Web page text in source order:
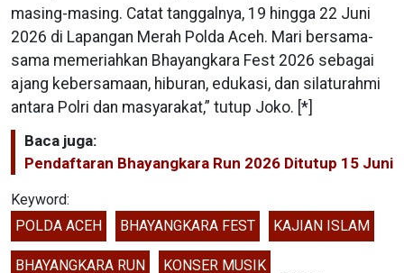
masing-masing. Catat tanggalnya, 19 hingga 22 Juni
2026 di Lapangan Merah Polda Aceh. Mari bersama-
sama memeriahkan Bhayangkara Fest 2026 sebagai
ajang kebersamaan, hiburan, edukasi, dan silaturahmi
antara Polri dan masyarakat,” tutup Joko. [*]
Baca juga:
Pendaftaran Bhayangkara Run 2026 Ditutup 15 Juni
Keyword:
POLDA ACEH
BHAYANGKARA FEST KAJIAN ISLAM
BHAYANGKARA RUN KONSER MUSIK